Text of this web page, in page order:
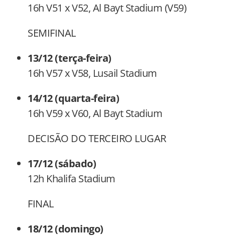
16h V51 x V52, Al Bayt Stadium (V59)
SEMIFINAL
13/12 (terça-feira)
16h V57 x V58, Lusail Stadium
14/12 (quarta-feira)
16h V59 x V60, Al Bayt Stadium
DECISÃO DO TERCEIRO LUGAR
17/12 (sábado)
12h Khalifa Stadium
FINAL
18/12 (domingo)